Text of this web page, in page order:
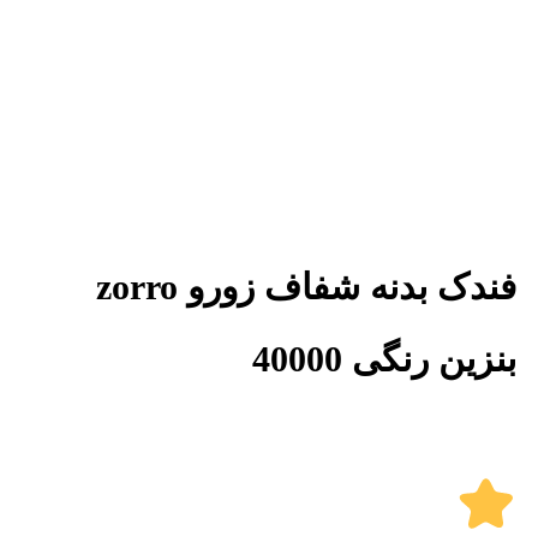
فندک بدنه شفاف زورو zorro
بنزین رنگی 40000